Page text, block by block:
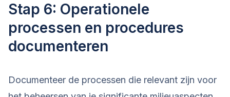
Stap 6: Operationele
processen en procedures
documenteren
Documenteer de processen die relevant zijn voor